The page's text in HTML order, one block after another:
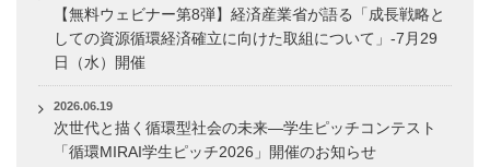
【無料ウェビナー第8弾】経済産業省が語る「成長戦略と
しての資源循環経済確立に向けた取組について」-7月29
日（水）開催
2026.06.19
次世代と描く循環型社会の未来―学生ピッチコンテスト
「循環MIRAI学生ピッチ2026」開催のお知らせ